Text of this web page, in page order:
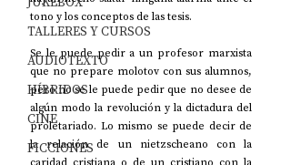
TALLERES Y CURSOS
AUDIOTEXTO
HÍBRIDOS
CINE
FICCIONES
tono y los conceptos de las tesis.
Se le puede pedir a un profesor marxista
que no prepare molotov con sus alumnos,
pero no se le puede pedir que no desee de
algún modo la revolución y la dictadura del
proletariado. Lo mismo se puede decir de
la relación de un nietzscheano con la